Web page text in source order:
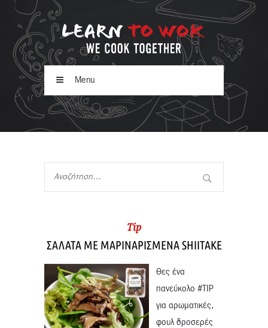
Menu
Tip
ΣΑΛΑΤΑ ΜΕ ΜΑΡΙΝΑΡΙΣΜΕΝΑ SHIITAKE
Θες ένα
πανεύκολο #TIP
για αρωματικές,
φουλ δροσερές